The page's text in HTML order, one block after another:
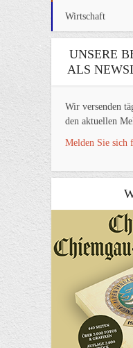
Wirtschaft
UNSERE
ALS
Wir versenden
den aktuellen
Melden Sie sich